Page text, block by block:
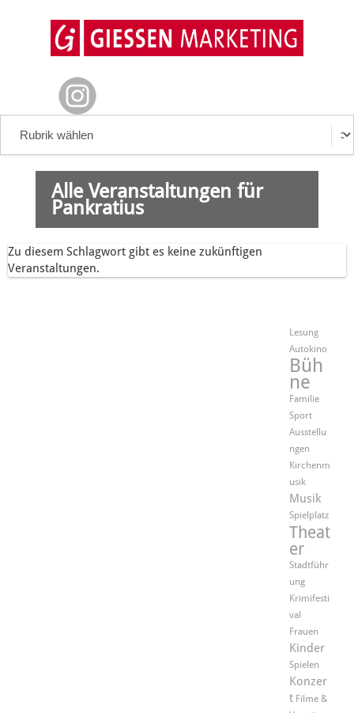
Alle Veranstaltungen für
Pankratius
Zu diesem Schlagwort gibt es keine zukünftigen
Veranstaltungen.
Lesung
Autokino
Büh
ne
Familie
Sport
Ausstellu
ngen
Kirchenm
usik
Musik
Spielplatz
Theat
er
Stadtführ
ung
Krimifesti
val
Frauen
Kinder
Spielen
Konzer
t Filme &